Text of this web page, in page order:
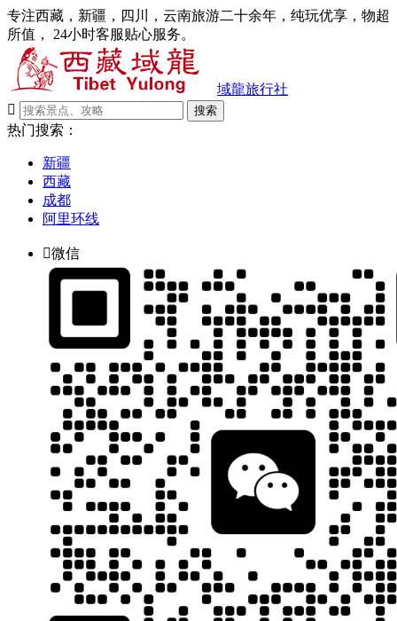
专注西藏，新疆，四川，云南旅游二十余年，纯玩优享，物超
所值， 24小时客服贴心服务。
域龍旅行社

搜索
热门搜索：
新疆
西藏
成都
阿里环线
微信